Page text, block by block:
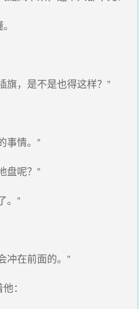
旗，是不是也得这样？”
事情。”
盘呢？”
。”
冲在前面的。”
：